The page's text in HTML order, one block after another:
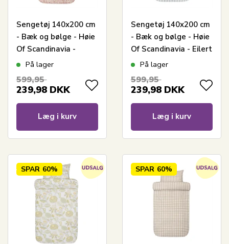
Sengetøj 140x200 cm
- Bæk og bølge - Høie
Of Scandinavia -
Barbro Varm Rosa
På lager
599,95
239,98 DKK
Læg i kurv
Sengetøj 140x200 cm
- Bæk og bølge - Høie
Of Scandinavia - Eilert
Denim Blå
På lager
599,95
239,98 DKK
Læg i kurv
SPAR 60% SPAR 60%